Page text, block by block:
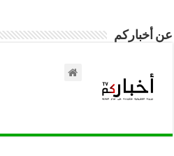
عن أخباركم